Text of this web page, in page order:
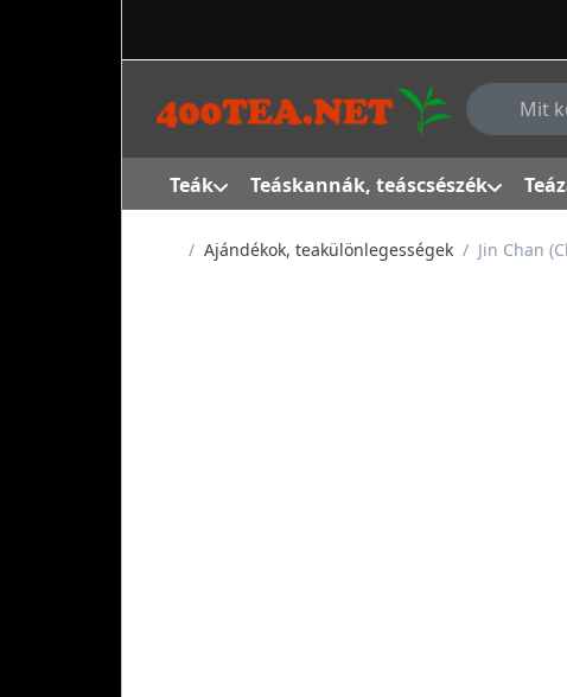
Adja meg
Teák Teáskannák, teáscsészék
Kezdőlap
Ajándékok, teakülönlegességek Jin Chan